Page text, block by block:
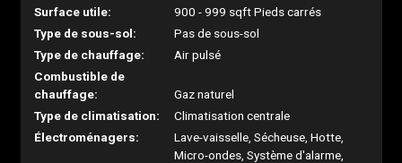
Surface utile:
900 - 999 sqft Pieds carrés
Type de sous-sol:
Pas de sous-sol
Type de chauffage:
Air pulsé
Combustible de
chauffage:
Gaz naturel
Type de climatisation:
Climatisation centrale
Électroménagers:
Lave-vaisselle, Sécheuse, Hotte,
Micro-ondes, Système d'alarme,